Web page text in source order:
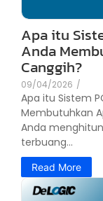
Apa itu
Anda
Canggih?
09/04/2026 /
Apa itu Sistem
Membutuhkan
Anda
terbuang...
Read More